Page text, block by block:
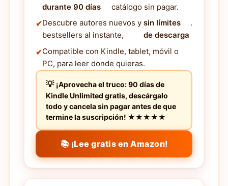
durante 90 días
catálogo sin pagar.
Descubre autores nuevos y
bestsellers al instante,
sin límites
de descarga
.
Compatible con Kindle, tablet, móvil o
PC, para leer donde quieras.
¡Aprovecha el truco: 90 días de
Kindle Unlimited gratis, descárgalo
todo y cancela sin pagar antes de que
termine la suscripción! ★★★★★
📚 ¡Lee gratis en Amazon!